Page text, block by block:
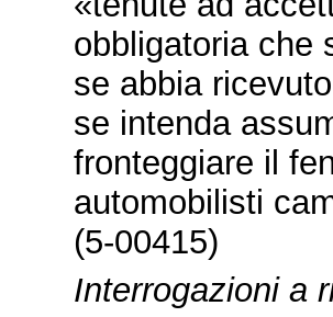
obbligatoria che
se abbia
se intenda
fronteggiare il
automobilisti
(5-00415)
Interrogazioni a